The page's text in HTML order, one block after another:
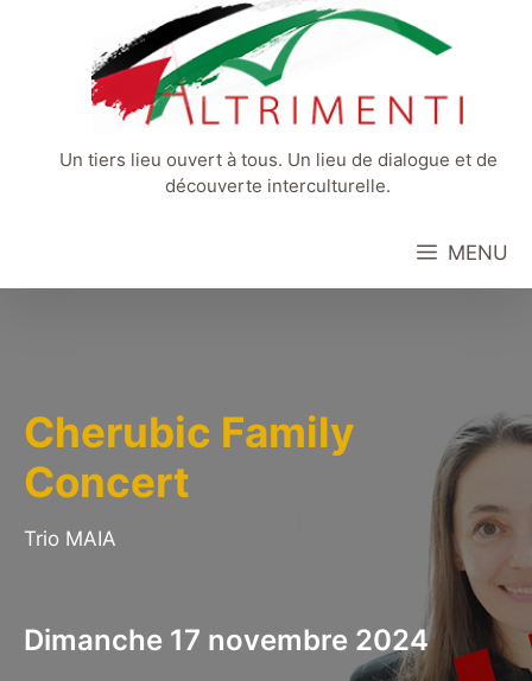
Un tiers lieu ouvert à tous. Un lieu de dialogue et de
découverte interculturelle.
MENU
Cherubic Family
Concert
Trio MAIA
Dimanche 17 novembre 2024